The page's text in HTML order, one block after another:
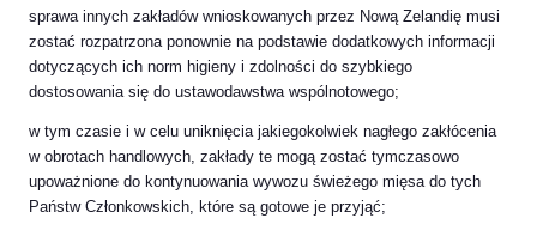
sprawa innych zakładów wnioskowanych przez Nową Zelandię musi
zostać rozpatrzona ponownie na podstawie dodatkowych informacji
dotyczących ich norm higieny i zdolności do szybkiego
dostosowania się do ustawodawstwa wspólnotowego;
w tym czasie i w celu uniknięcia jakiegokolwiek nagłego zakłócenia
w obrotach handlowych, zakłady te mogą zostać tymczasowo
upoważnione do kontynuowania wywozu świeżego mięsa do tych
Państw Członkowskich, które są gotowe je przyjąć;